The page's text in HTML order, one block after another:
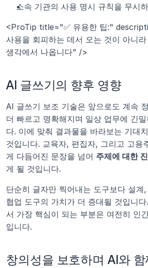
소속 기관의 사용 명시 규칙을 무시
<ProTip title="✅ 유용한 팁:"
사용을 회피하는 데서 오는 것이 아니
생각에서 나옵니다" />
AI 글쓰기의 향후 영향
AI 글쓰기 보조 기술은 앞으로도 계속
더 빠르고 명확해지며 일상 업무에 긴
다. 이에 맞춰 결과물을 바라보는 기대
것입니다. 교육자, 편집자, 그리고 고용
게 다듬어진 문장을 넘어 주제에 대한
게 될 것입니다.
단순히 글자만 찍어내는 도구보다 설계
협업 도구의 가치가 더 증대될 것입니
서 가장 핵심이 되는 부분은 여전히 인
입니다.
창의성을 보호하며 AI와